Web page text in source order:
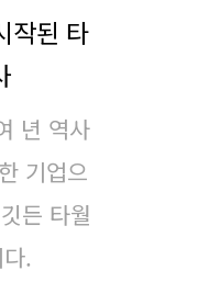
작된 타
년 역사
기업으
든 타월
.